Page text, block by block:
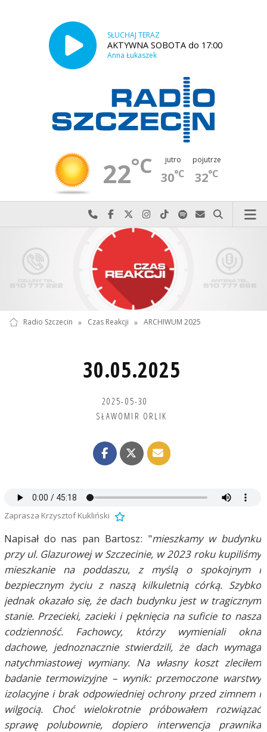
SŁUCHAJ TERAZ
AKTYWNA SOBOTA do 17:00
Anna Łukaszek
22°C jutro
30°C
pojutrze
32°C
Najlepiej po prostu do nas zadzwoń
Odwiedź nas na Facebook-u
Odwiedź nas na X
Odwiedź nas na Instagram-ie
Odwiedź nas na TikTok-u
Szukaj nas na Spotify
Wyślij do nas
Szukaj
Radio Szczecin » Czas Reakcji » ARCHIWUM 2025
30.05.2025
2025-05-30
SŁAWOMIR ORLIK
Zaprasza Krzysztof Kukliński
Napisał do nas pan Bartosz: "mieszkamy w budynku
przy ul. Glazurowej w Szczecinie, w 2023 roku kupiliśmy
mieszkanie na poddaszu, z myślą o spokojnym i
bezpiecznym życiu z naszą kilkuletnią córką. Szybko
jednak okazało się, że dach budynku jest w tragicznym
stanie. Przecieki, zacieki i pęknięcia na suficie to nasza
codzienność. Fachowcy, którzy wymieniali okna
dachowe, jednoznacznie stwierdzili, że dach wymaga
natychmiastowej wymiany. Na własny koszt zleciłem
badanie termowizyjne – wynik: przemoczone warstwy
izolacyjne i brak odpowiedniej ochrony przed zimnem i
wilgocią. Choć wielokrotnie próbowałem rozwiązać
sprawę polubownie, dopiero interwencja prawnika